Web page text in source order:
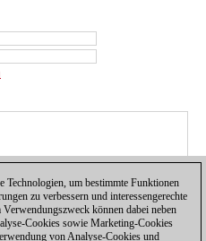
Technologien, um bestimmte Funktionen
zu verbessern und interessengerechte
können dabei neben
Cookies sowie Marketing-Cookies
von Analyse-Cookies und